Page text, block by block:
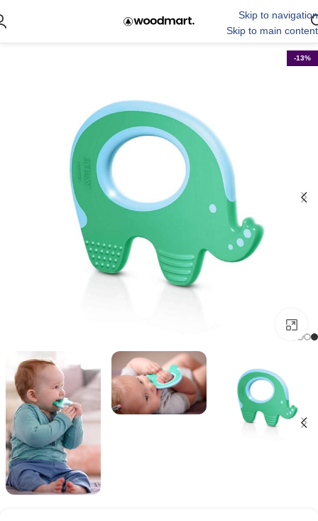
Skip to navigation
Skip to main content
-13%